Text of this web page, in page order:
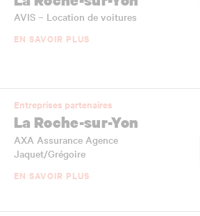
AVIS – Location de voitures
EN SAVOIR PLUS
Entreprises partenaires
La Roche-sur-Yon
AXA Assurance Agence
Jaquet/Grégoire
EN SAVOIR PLUS